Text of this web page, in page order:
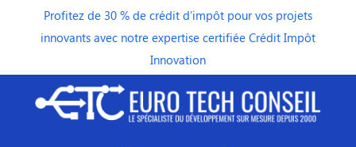
Profitez de 30 % de crédit d’impôt pour vos projets
innovants avec notre expertise certifiée Crédit Impôt
Innovation